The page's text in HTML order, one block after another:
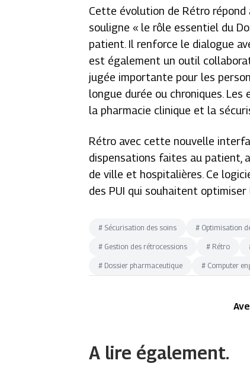
Cette évolution de Rétro répond
souligne « le rôle essentiel du
patient. Il renforce le dialogue
est également un outil
jugée importante pour les
longue durée ou chroniques.
la pharmacie clinique et la
Rétro avec cette nouvelle
dispensations faites au patient,
de ville et hospitalières. Ce
des PUI qui souhaitent
# Sécurisation des soins # Optimisation
# Gestion des rétrocessions # Rétro
# Dossier pharmaceutique # Computer
A lire également.